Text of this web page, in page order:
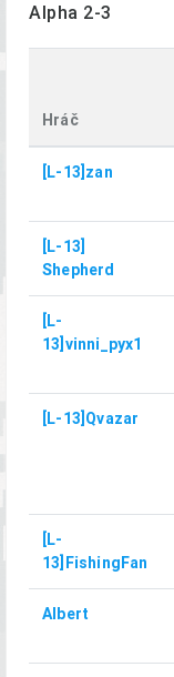
Alpha 2-3
Hráč
[L-13]zan
[L-13]
Shepherd
[L-
13]vinni_pyx1
[L-13]Qvazar
[L-
13]FishingFan
Albert